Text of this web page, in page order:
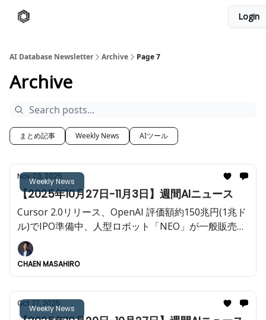
Login
AI Database Newsletter Archive Page 7
Archive
まとめ記事 Weekly News AIツール
Weekly News
Nov 03, 2025
【2025年10月27日-11月3日】週間AIニュース
Cursor 2.0リリース、OpenAI 評価額約150兆円(1兆ド
ル)でIPO準備中、人型ロボット「NEO」が一般販売開
始など今週も重大AIニュースが多数!!️
CHAEN MASAHIRO
Weekly News
Oct 27, 2025